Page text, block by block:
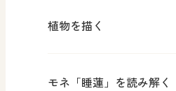
植物を描く
モネ「睡蓮」を読み解く